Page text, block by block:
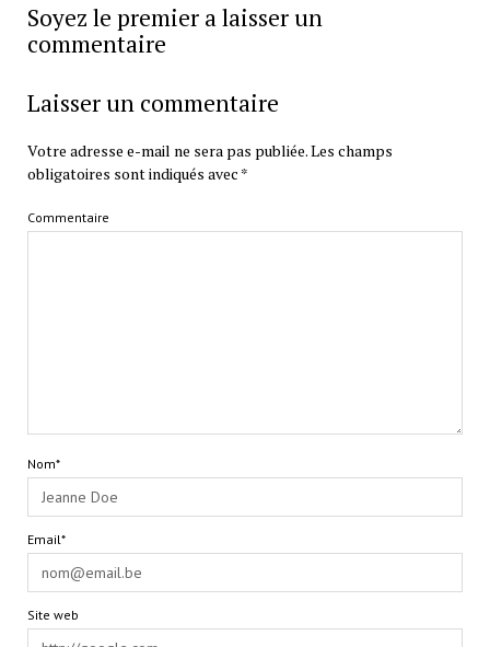
Soyez le premier a laisser un
commentaire
Laisser un commentaire
Votre adresse e-mail ne sera pas publiée.Les champs
obligatoires sont indiqués avec *
Commentaire
Nom*
Email*
Site web